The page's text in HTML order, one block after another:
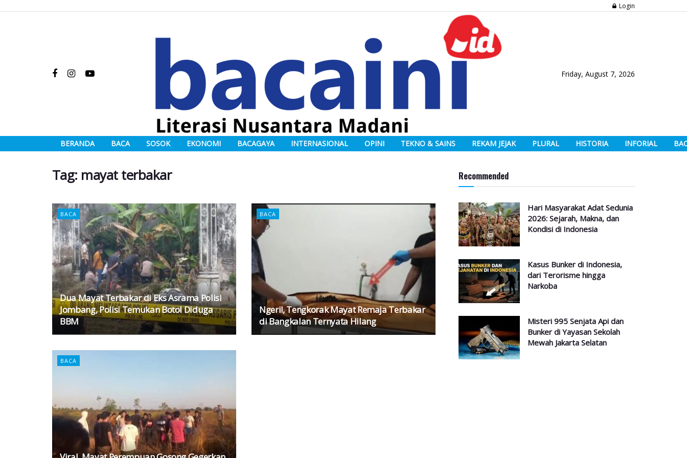
Login
Friday, August 7, 2026
BERANDA BACA SOSOK EKONOMI BACAGAYA INTERNASIONAL OPINI TEKNO & SAINS REKAM JEJAK PLURAL HISTORIA INFORIAL
Tag: mayat terbakar
BACA
Dua Mayat Terbakar di Eks Asrama Polisi
Jombang, Polisi Temukan Botol Diduga
BBM
BACA
Ngeri!, Tengkorak Mayat Remaja Terbakar
di Bangkalan Ternyata Hilang
BACA
Recommended
Hari Masyarakat Adat Sedunia
2026: Sejarah, Makna, dan
Kondisi di Indonesia
Kasus Bunker di Indonesia,
dari Terorisme hingga
Narkoba
Misteri 995 Senjata Api dan
Bunker di Yayasan Sekolah
Mewah Jakarta Selatan